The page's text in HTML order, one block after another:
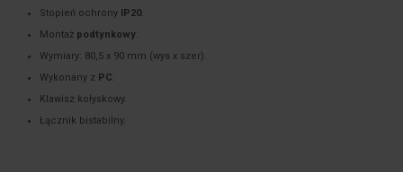
Stopień ochrony IP20.
Montaż podtynkowy.
Wymiary: 80,5 x 90 mm (wys x szer).
Wykonany z PC.
Klawisz kołyskowy.
Łącznik bistabilny.